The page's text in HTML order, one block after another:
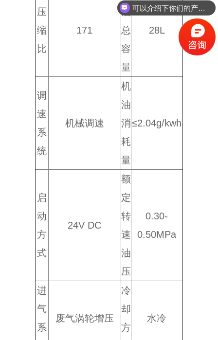
压
缩
比
171
油
总
容
量
28L
调
速
系
统
机械调速
机
油
消
耗
量
≤2.04g/kwh
启
动
方
式
24V DC
额
定
转
速
油
压
0.30-
0.50MPa
进
气
系
废气涡轮增压
冷
却
方
水冷
可以介绍下你们的产品么？